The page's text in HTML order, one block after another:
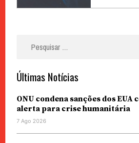
Últimas Notícias
ONU condena sanções dos EUA
alerta para crise humanitária
7 Ago 2026